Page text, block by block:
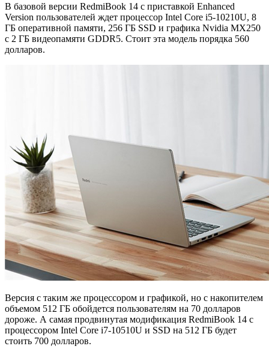
В базовой версии RedmiBook 14 с приставкой Enhanced
Version пользователей ждет процессор Intel Core i5-10210U, 8
ГБ оперативной памяти, 256 ГБ SSD и графика Nvidia MX250
с 2 ГБ видеопамяти GDDR5. Стоит эта модель порядка 560
долларов.
Версия с таким же процессором и графикой, но с накопителем
объемом 512 ГБ обойдется пользователям на 70 долларов
дороже. А самая продвинутая модификация RedmiBook 14 с
процессором Intel Core i7-10510U и SSD на 512 ГБ будет
стоить 700 долларов.